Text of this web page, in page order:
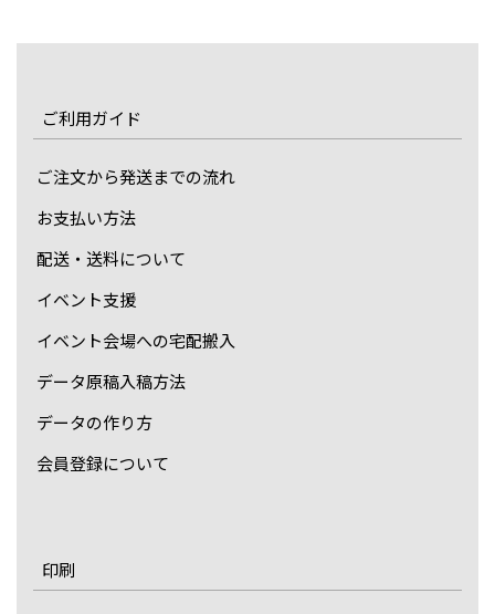
ご利用ガイド
ご注文から発送までの流れ
お支払い方法
配送・送料について
イベント支援
イベント会場への宅配搬入
データ原稿入稿方法
データの作り方
会員登録について
印刷